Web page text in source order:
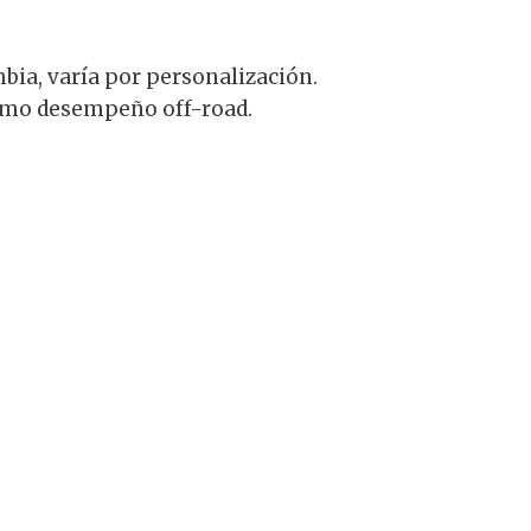
varía por personalización.
desempeño off-road.